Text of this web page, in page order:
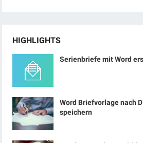
HIGHLIGHTS
Serienbriefe mit Word
Word Briefvorlage nach
speichern